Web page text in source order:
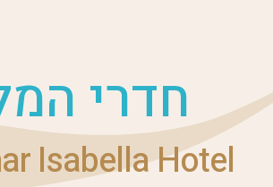
חדרי
Isabella Hotel